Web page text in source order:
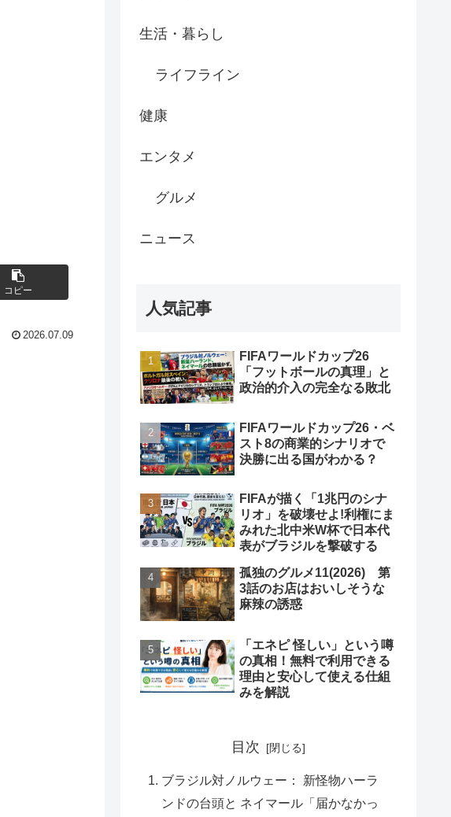
コピー
2026.07.09
生活・暮らし
ライフライン
健康
エンタメ
グルメ
ニュース
人気記事
FIFAワールドカップ26
「フットボールの真理」と
政治的介入の完全なる敗北
FIFAワールドカップ26・ベ
スト8の商業的シナリオで
決勝に出る国がわかる？
FIFAが描く「1兆円のシナ
リオ」を破壊せよ!利権にま
みれた北中米W杯で日本代
表がブラジルを撃破する
孤独のグルメ11(2026) 第
3話のお店はおいしそうな
麻辣の誘惑
「エネピ 怪しい」という噂
の真相！無料で利用できる
理由と安心して使える仕組
みを解説
目次
ブラジル対ノルウェー： 新怪物ハーラ
ンドの台頭と ネイマール「届かなかっ